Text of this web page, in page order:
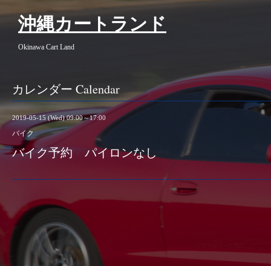
沖縄カートランド
Okinawa Cart Land
カレンダー Calendar
2019-05-15 (Wed) 09:00～17:00
バイク
バイク予約 パイロンなし